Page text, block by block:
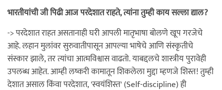
भारतीयांची जी पिढी आज परदेशात राहते, त्यांना तुम्ही काय सल्ला द्याल?
-> परदेशात राहत असतानाही घरी आपली मातृभाषा बोलणे खूप गरजेचे
आहे. लहान मुलांवर सुरुवातीपासून आपल्या भाषेचे आणि संस्कृतीचे
संस्कार झाले, तर त्यांचा आत्मविश्वास वाढतो. याबद्दलचे शास्त्रीय पुरावेही
उपलब्ध आहेत. आम्ही लष्करी कामातून शिकलेला मुद्दा म्हणजे शिस्त! तुम्ही
देशात असाल किंवा परदेशात, 'स्वयंशिस्त' (Self-discipline) ही